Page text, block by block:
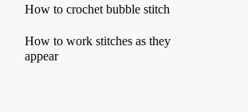
How to crochet bubble stitch
How to work stitches as they
appear